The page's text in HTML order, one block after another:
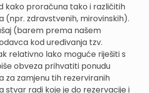
kako proračuna tako i različitih
(npr. zdravstvenih, mirovinskih).
(barem prema našem
kod uređivanja tzv.
relativno lako moguće riješiti s
obveza prihvatiti ponudu
za zamjenu tih rezerviranih
stvar radi koje je do rezervacije i